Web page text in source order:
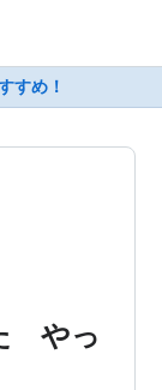
すめ！
やっ